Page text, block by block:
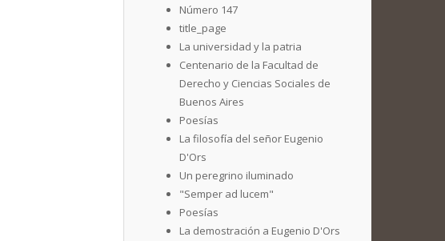
Número 147
title_page
La universidad y la patria
Centenario de la Facultad de
Derecho y Ciencias Sociales de
Buenos Aires
Poesías
La filosofía del señor Eugenio
D'Ors
Un peregrino iluminado
"Semper ad lucem"
Poesías
La demostración a Eugenio D'Ors